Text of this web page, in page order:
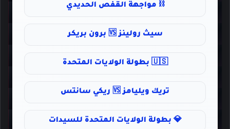
⛓️ مواجهة القفص الحديدي
سيث رولينز 🆚 برون بريكر
🇺🇸 بطولة الولايات المتحدة
تريك ويليامز 🆚 ريكي سانتس
💎 بطولة الولايات المتحدة للسيدات